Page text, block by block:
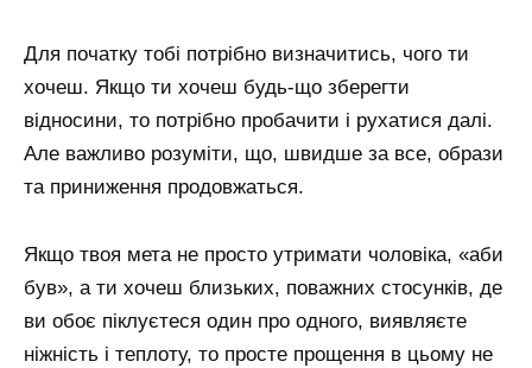
Для початку тобі потрібно визначитись, чого ти
хочеш. Якщо ти хочеш будь-що зберегти
відносини, то потрібно пробачити і рухатися далі.
Але важливо розуміти, що, швидше за все, образи
та приниження продовжаться.
Якщо твоя мета не просто утримати чоловіка, «аби
був», а ти хочеш близьких, поважних стосунків, де
ви обоє піклуєтеся один про одного, виявляєте
ніжність і теплоту, то просте прощення в цьому не